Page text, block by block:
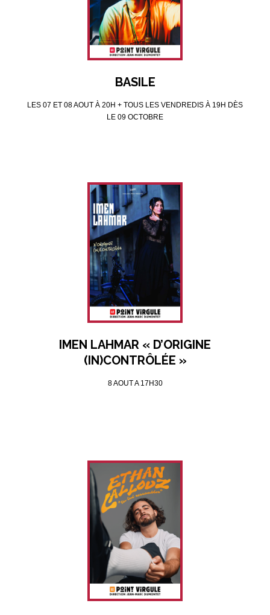
BASILE
LES 07 ET 08 AOUT À 20H + TOUS LES VENDREDIS À 19H DÈS
LE 09 OCTOBRE
IMEN LAHMAR « D’ORIGINE
(IN)CONTRÔLÉE »
8 AOUT A 17H30